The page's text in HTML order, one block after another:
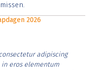
2026
adipiscing
eros elementum